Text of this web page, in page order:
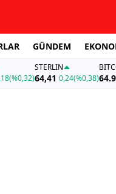
GÜNDEM
(%0,32)
STERLIN
64,41 0,24(%0,38)